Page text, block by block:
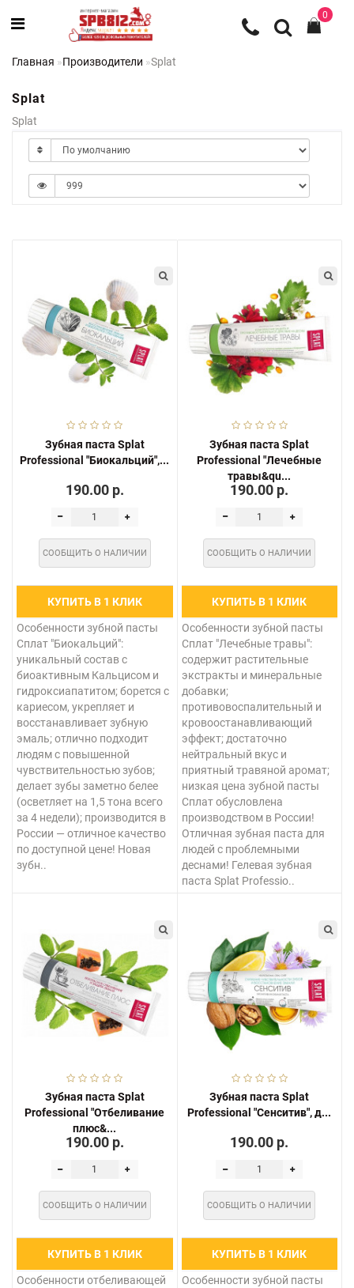
0
Главная Производители Splat
Splat
Splat
Зубная паста Splat
Professional "Биокальций",...
190.00 р.
СООБЩИТЬ О НАЛИЧИИ
КУПИТЬ В 1 КЛИК
Особенности зубной пасты
Сплат "Биокальций":
уникальный состав с
биоактивным Кальцисом и
гидроксиапатитом; борется с
кариесом, укрепляет и
восстанавливает зубную
эмаль; отлично подходит
людям с повышенной
чувствительностью зубов;
делает зубы заметно белее
(осветляет на 1,5 тона всего
за 4 недели); производится в
России — отличное качество
по доступной цене! Новая
зубн..
Зубная паста Splat
Professional "Лечебные
травы&qu...
190.00 р.
СООБЩИТЬ О НАЛИЧИИ
КУПИТЬ В 1 КЛИК
Особенности зубной пасты
Сплат "Лечебные травы":
содержит растительные
экстракты и минеральные
добавки;
противовоспалительный и
кровоостанавливающий
эффект; достаточно
нейтральный вкус и
приятный травяной аромат;
низкая цена зубной пасты
Сплат обусловлена
производством в России!
Отличная зубная паста для
людей с проблемными
деснами! Гелевая зубная
паста Splat Professio..
Зубная паста Splat
Professional "Отбеливание
плюс&...
190.00 р.
СООБЩИТЬ О НАЛИЧИИ
КУПИТЬ В 1 КЛИК
Особенности отбеливающей
Зубная паста Splat
Professional "Сенситив", д...
190.00 р.
СООБЩИТЬ О НАЛИЧИИ
КУПИТЬ В 1 КЛИК
Особенности зубной пасты